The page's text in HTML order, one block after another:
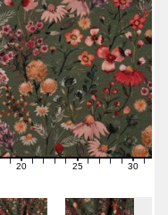
1920 2122232425 2627282930 31